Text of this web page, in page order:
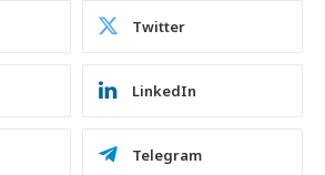
Twitter
LinkedIn
Telegram